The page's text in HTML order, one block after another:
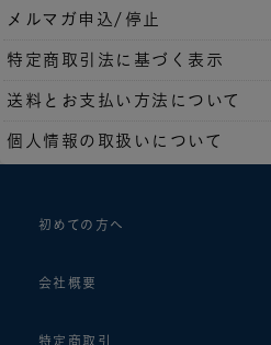
メルマガ申込/停止
特定商取引法に基づく表示
送料とお支払い方法について
個人情報の取扱いについて
初めての方へ
会社概要
特定商取引